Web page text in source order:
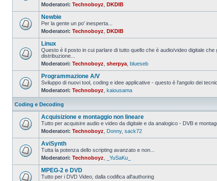
Nessun
da
leggere
Moderatori: Technoboyz DKDIB
Nessun
messaggio
leggere
Newbie
Per la gente un po' inesperta...
Moderatori: Technoboyz DKDIB
Nessun
da
leggere
Linux
Questo è il posto in cui parlare di tutto quello che è audio/video digitale
distribuzione...
Moderatori: Technoboyz sherpya blueseb
Nessun
messaggio
da
leggere
Programmazione A/V
Sviluppo di nuovi tool, coding e idee applicative - questo è l'angolo dei
Moderatori: Technoboyz kaiousama
Coding e Decoding
Nessun
messaggio
da
leggere
Acquisizione e montaggio non lineare
Tutto per acquisire audio e video da digitale e da analogico - DVB e
Moderatori: Technoboyz Donny, sack72
Nessun
messaggio
da
leggere
AviSynth
Tutta la potenza dello scripting avanzato e non...
Moderatori: Technoboyz _YuSaKu_
MPEG-2 e DVD
Tutto per i DVD Video, dalla codifica all'authoring